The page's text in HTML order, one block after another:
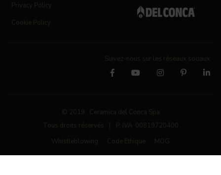
Privacy Policy
Cookie Policy
Suivez-nous sur les réseaux sociaux
© 2019 Ceramica del Conca Spa
Tous droits réservés
P. IVA 00819720400
Whistleblowing
Code Ethique MOG